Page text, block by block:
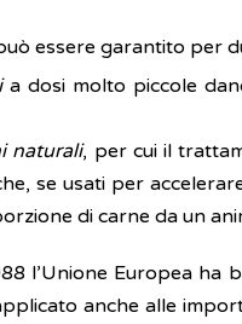
essere garantito per
a dosi molto piccole
naturali, per cui il
se usati per
di carne da un
l’Unione Europea ha
anche alle